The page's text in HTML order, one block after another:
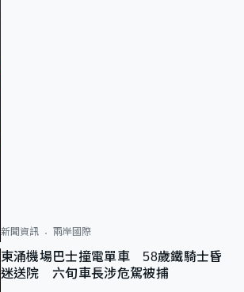
新聞資訊 兩岸國際
東涌機場巴士撞電單車 58歲鐵騎士昏
迷送院 六旬車長涉危駕被捕